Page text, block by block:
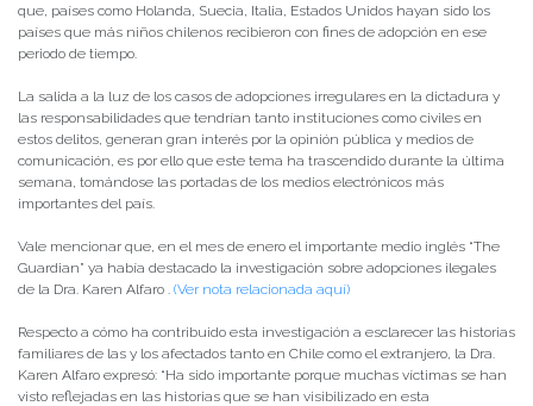
que, países como Holanda, Suecia, Italia, Estados Unidos hayan sido los
países que más niños chilenos recibieron con fines de adopción en ese
periodo de tiempo.
La salida a la luz de los casos de adopciones irregulares en la dictadura y
las responsabilidades que tendrían tanto instituciones como civiles en
estos delitos, generan gran interés por la opinión pública y medios de
comunicación, es por ello que este tema ha trascendido durante la última
semana, tomándose las portadas de los medios electrónicos más
importantes del país.
Vale mencionar que, en el mes de enero el importante medio inglés “The
Guardian” ya había destacado la investigación sobre adopciones ilegales
de la Dra. Karen Alfaro . (Ver nota relacionada aquí)
Respecto a cómo ha contribuido esta investigación a esclarecer las historias
familiares de las y los afectados tanto en Chile como el extranjero, la Dra.
Karen Alfaro expresó: “Ha sido importante porque muchas víctimas se han
visto reflejadas en las historias que se han visibilizado en esta